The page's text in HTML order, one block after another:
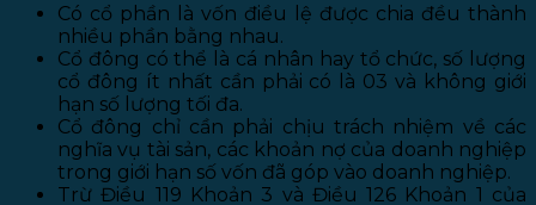
Có cổ phần là vốn điều lệ được chia đều thành
nhiều phần bằng nhau.
Cổ đông có thể là cá nhân hay tổ chức, số lượng
cổ đông ít nhất cần phải có là 03 và không giới
hạn số lượng tối đa.
Cổ đông chỉ cần phải chịu trách nhiệm về các
nghĩa vụ tài sản, các khoản nợ của doanh nghiệp
trong giới hạn số vốn đã góp vào doanh nghiệp.
Trừ Điều 119 Khoản 3 và Điều 126 Khoản 1 của